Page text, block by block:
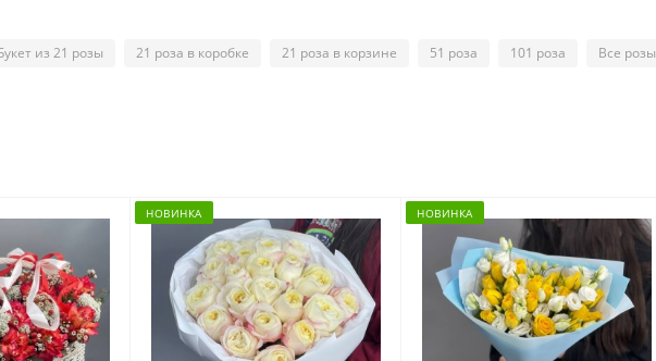
из 21 розы 21 роза в коробке 21 роза в корзине 51 роза 101 роза Все розы
НОВИНКА НОВИНКА